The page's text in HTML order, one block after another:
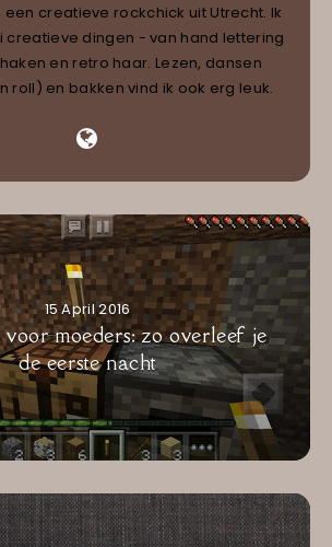
een creatieve rockchick uit Utrecht. Ik
creatieve dingen - van hand lettering
haken en retro haar. Lezen, dansen
roll) en bakken vind ik ook erg leuk.
15 April 2016
moeders: zo overleef je
de eerste nacht